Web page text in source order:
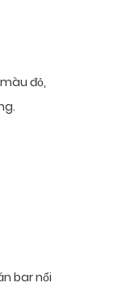
đỏ,
bar nổi